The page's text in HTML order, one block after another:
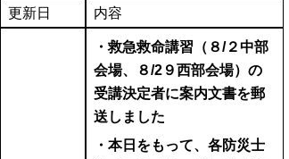
更新日
内容
・救急救命講習（８/２中部
会場、８/2９西部会場）の
受講決定者に案内文書を郵
送しました
・本日をもって、各防災士